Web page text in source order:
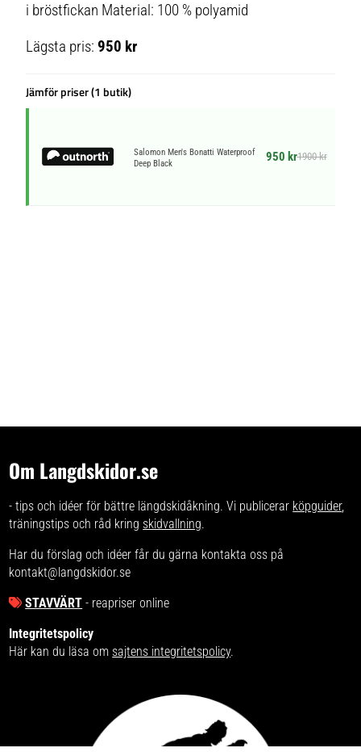
i bröstfickan Material: 100 % polyamid
Lägsta pris:950 kr
Jämför priser (1 butik)
Salomon Men's Bonatti Waterproof
Deep Black
950 kr1900 kr
Om Langdskidor.se
- tips och idéer för bättre längdskidåkning. Vi publicerar köpguider,
träningstips och råd kring skidvallning.
Har du förslag och idéer får du gärna kontakta oss på
kontakt@langdskidor.se
STAVVÄRT - reapriser online
Integritetspolicy
Här kan du läsa om sajtens integritetspolicy.